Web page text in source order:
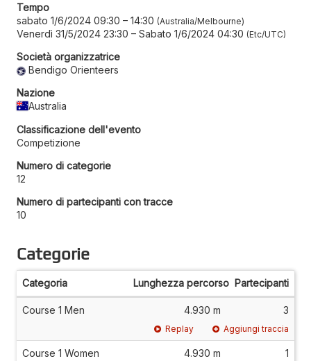
Tempo
sabato 1/6/2024 09:30 – 14:30 Australia/Melbourne
Venerdì 31/5/2024 23:30 – Sabato 1/6/2024 04:30 Etc/UTC
Società organizzatrice
Bendigo Orienteers
Nazione
Australia
Classificazione dell'evento
Competizione
Numero di categorie
12
Numero di partecipanti con tracce
10
Categorie
Categoria Lunghezza percorso Partecipanti
Course 1 Men 4.930 m 3
Replay Aggiungi traccia
Course 1 Women 4.930 m 1